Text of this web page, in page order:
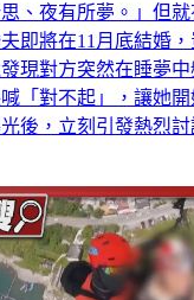
、夜有所夢。」但
即將在11月底結婚
現對方突然在睡夢
「對不起」，讓她
後，立刻引發熱烈討